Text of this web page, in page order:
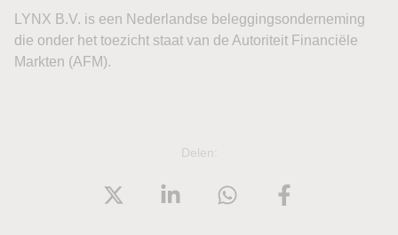
van de Canadese supplementenproducent Jamieson
Wellness. In Zuid-Korea won Hanwha Solutions circa 10%
en OCI Holdings ongeveer 4% nadat nieuwe Amerikaanse
Europa: vlakke opening
Delen: